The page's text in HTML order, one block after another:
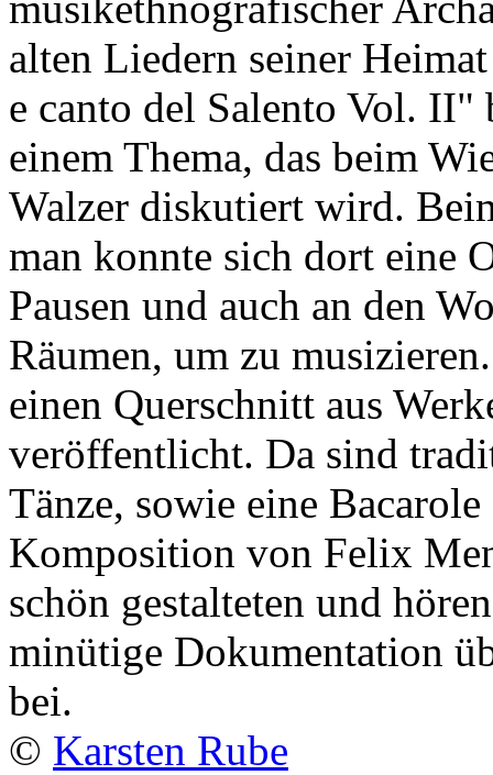
alten Liedern seiner
e canto del Salento Vol. II"
einem Thema, das beim
Walzer diskutiert wird.
man konnte sich dort eine
Pausen und auch an den
Räumen, um zu
einen Querschnitt aus
veröffentlicht. Da sind
Tänze, sowie eine
Komposition von Felix
schön gestalteten und
minütige Dokumentation
bei.
© Karsten Rube